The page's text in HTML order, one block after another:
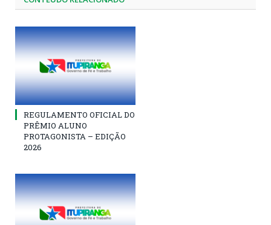
REGULAMENTO OFICIAL DO
PRÊMIO ALUNO
PROTAGONISTA – EDIÇÃO
2026